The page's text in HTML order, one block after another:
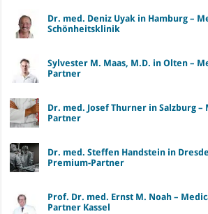
Dr. med. Deniz Uyak in Hamburg –
Schönheitsklinik
Sylvester M. Maas, M.D. in Olten –
Partner
Dr. med. Josef Thurner in Salzburg
Partner
Dr. med. Steffen Handstein in
Premium-Partner
Prof. Dr. med. Ernst M. Noah –
Partner Kassel